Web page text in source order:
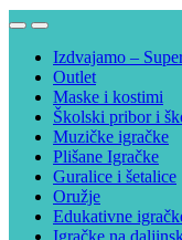
Izdvajamo –
Outlet
Maske i kostimi
Školski pribor i
Muzičke igračke
Plišane Igračke
Guralice i šetalice
Oružje
Edukativne
Igračke na